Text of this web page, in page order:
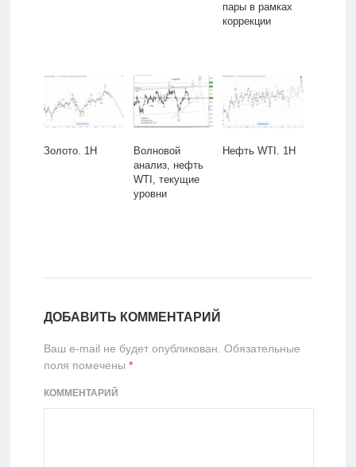
пары в рамках
коррекции
Золото. 1H
Волновой
анализ, нефть
WTI, текущие
уровни
Нефть WTI. 1H
ДОБАВИТЬ КОММЕНТАРИЙ
Ваш e-mail не будет опубликован. Обязательные
поля помечены *
КОММЕНТАРИЙ